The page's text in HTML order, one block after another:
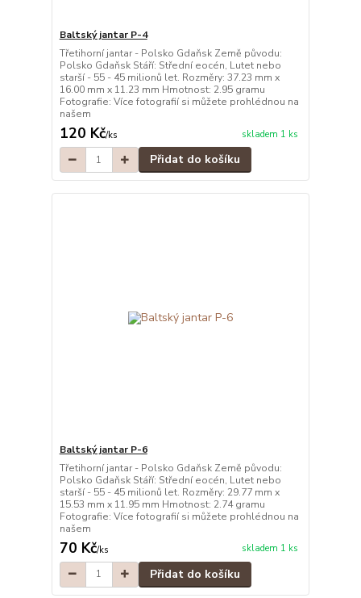
Baltský jantar P-4
Třetihorní jantar - Polsko Gdaňsk Země původu:
Polsko Gdaňsk Stáří: Střední eocén, Lutet nebo
starší - 55 - 45 milionů let. Rozměry: 37.23 mm x
16.00 mm x 11.23 mm Hmotnost: 2.95 gramu
Fotografie: Více fotografií si můžete prohlédnou na
našem
120 Kč/ks skladem 1 ks
Přidat do košíku
Baltský jantar P-6
Třetihorní jantar - Polsko Gdaňsk Země původu:
Polsko Gdaňsk Stáří: Střední eocén, Lutet nebo
starší - 55 - 45 milionů let. Rozměry: 29.77 mm x
15.53 mm x 11.95 mm Hmotnost: 2.74 gramu
Fotografie: Více fotografií si můžete prohlédnou na
našem
70 Kč/ks skladem 1 ks
Přidat do košíku